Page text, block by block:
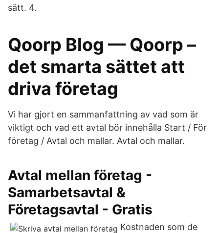
sätt. 4.
Qoorp Blog — Qoorp –
det smarta sättet att
driva företag
Vi har gjort en sammanfattning av vad som är
viktigt och vad ett avtal bör innehålla Start / För
företag / Avtal och mallar. Avtal och mallar.
Avtal mellan företag -
Samarbetsavtal &
Företagsavtal - Gratis
Kostnaden som de